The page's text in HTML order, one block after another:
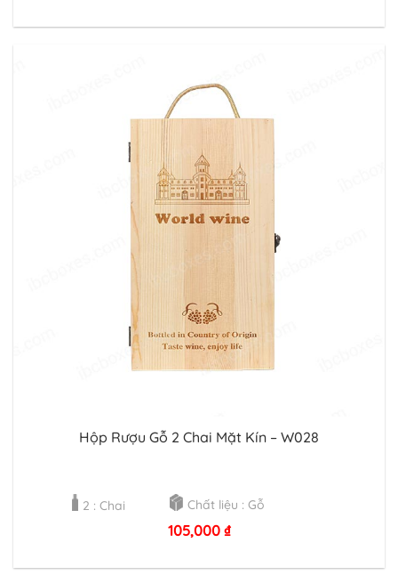
Hộp Rượu Gỗ 2 Chai Mặt Kín – W028
2 : Chai Chất liệu : Gỗ
105,000 ₫